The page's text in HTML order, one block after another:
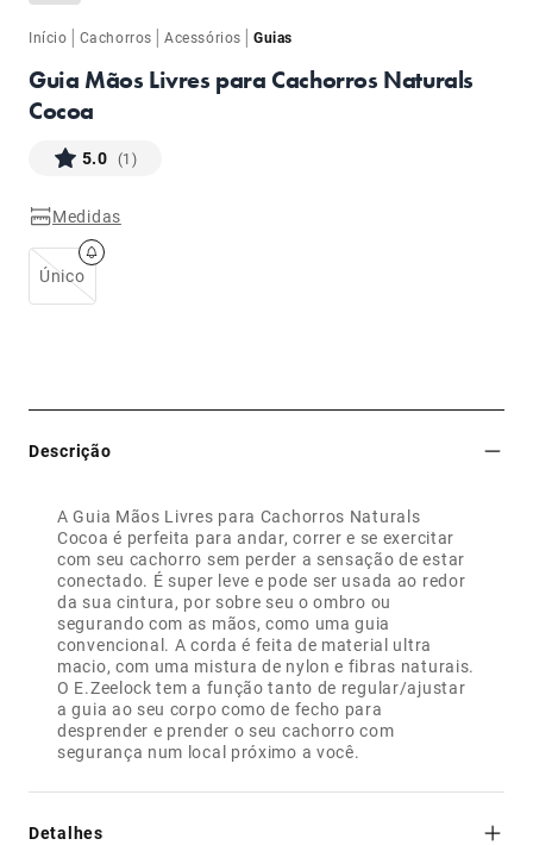
Início | Cachorros |Acessórios |Guias
Guia Mãos Livres para Cachorros Naturals
Cocoa
5.0 (1)
Medidas
Único
Descrição
A Guia Mãos Livres para Cachorros Naturals
Cocoa é perfeita para andar, correr e se exercitar
com seu cachorro sem perder a sensação de estar
conectado. É super leve e pode ser usada ao redor
da sua cintura, por sobre seu o ombro ou
segurando com as mãos, como uma guia
convencional. A corda é feita de material ultra
macio, com uma mistura de nylon e fibras naturais.
O E.Zeelock tem a função tanto de regular/ajustar
a guia ao seu corpo como de fecho para
desprender e prender o seu cachorro com
segurança num local próximo a você.
Detalhes